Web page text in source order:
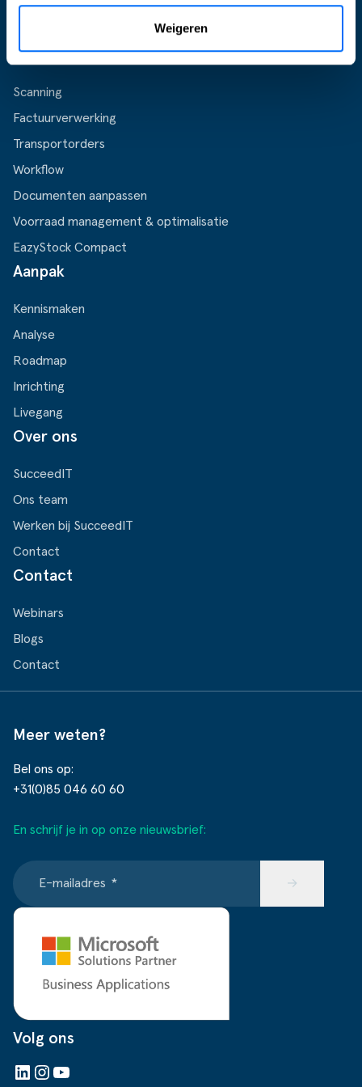
Weigeren
Business Central Apps
Oplossingen
Scanning
Factuurverwerking
Transportorders
Workflow
Documenten aanpassen
Voorraad management & optimalisatie
EazyStock Compact
Aanpak
Kennismaken
Analyse
Roadmap
Inrichting
Livegang
Over ons
SucceedIT
Ons team
Werken bij SucceedIT
Contact
Contact
Webinars
Blogs
Contact
Meer weten?
Bel ons op:
+31(0)85 046 60 60
En schrijf je in op onze nieuwsbrief:
E-mailadres * →
Volg ons
LinkedIn
Instagram
YouTube